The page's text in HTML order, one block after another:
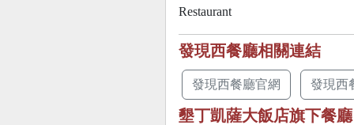
Restaurant
發現西餐廳相關連結
發現西餐廳官網 發現西
墾丁凱薩大飯店旗下餐廳